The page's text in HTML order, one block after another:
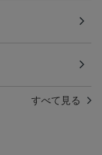
すべて見る